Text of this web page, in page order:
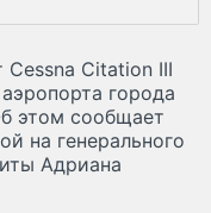
Citation III
города
этом сообщает
на генерального
Адриана